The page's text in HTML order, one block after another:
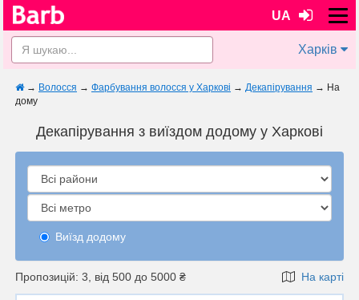
UA
Харків
→ Волосся → Фарбування волосся у Харкові → Декапірування → На
дому
Декапірування з виїздом додому у Харкові
Виїзд додому
Пропозицій: 3, від 500 до 5000 ₴ На карті